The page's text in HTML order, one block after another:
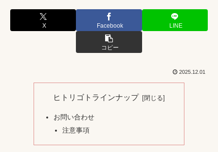
X Facebook LINE
コピー
2025.12.01
ヒトリゴトラインナップ
お問い合わせ
注意事項